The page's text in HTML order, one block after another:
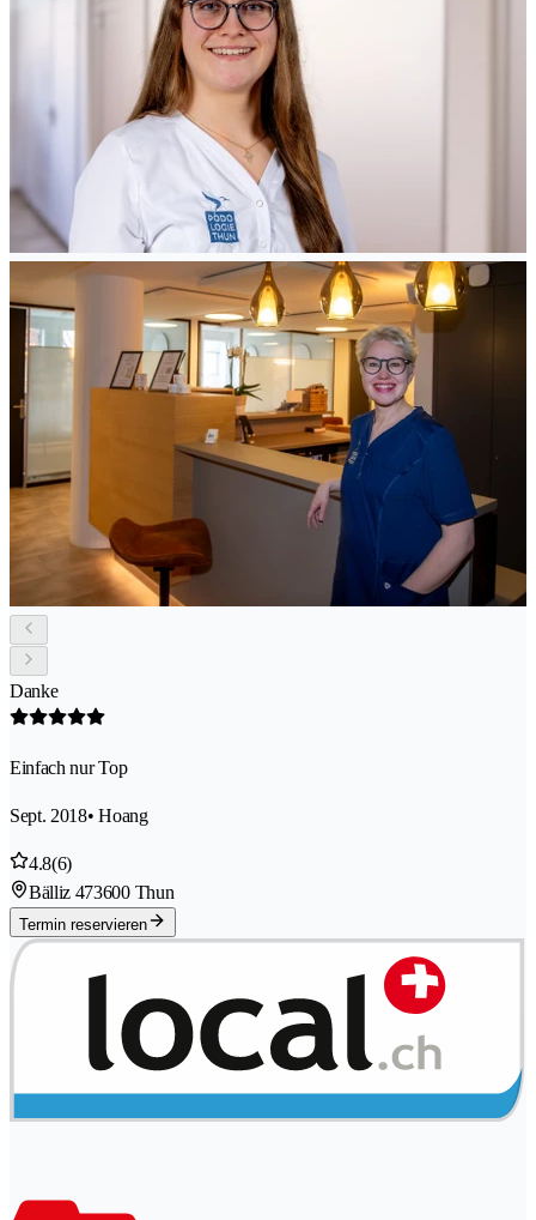
Danke
Einfach nur Top
Sept. 2018• Hoang
4.8(6)
Bälliz 473600 Thun
Termin reservieren